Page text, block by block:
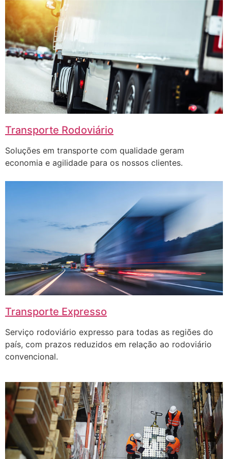
Transporte Rodoviário
Soluções em transporte com qualidade geram
economia e agilidade para os nossos clientes.
Transporte Expresso
Serviço rodoviário expresso para todas as regiões do
país, com prazos reduzidos em relação ao rodoviário
convencional.